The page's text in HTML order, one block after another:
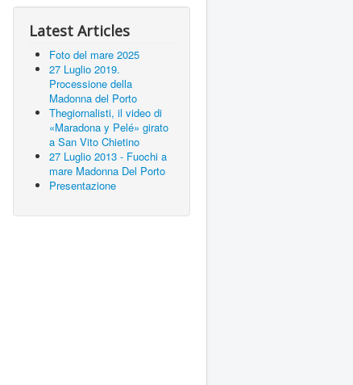
Latest Articles
Foto del mare 2025
27 Luglio 2019.
Processione della
Madonna del Porto
Thegiornalisti, il video di
«Maradona y Pelé» girato
a San Vito Chietino
27 Luglio 2013 - Fuochi a
mare Madonna Del Porto
Presentazione